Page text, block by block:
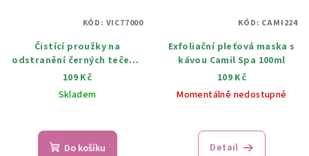
Čistící proužky na
odstranění černých teček z
nosu 6 ks
109 Kč
Skladem
hodnocení
produktu
Do košíku
KÓD: VIC77000
Exfoliační pleťová maska ​​s
kávou Camil Spa 100ml
109 Kč
Momentálně nedostupné
Detail
KÓD: CAMI224